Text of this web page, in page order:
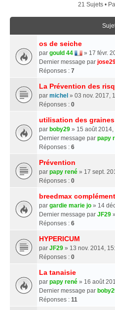
21 Sujets •
os de seiche
par gould 44
» 17 févr.
Dernier message par
Réponses : 7
La Prévention des
par michel » 03 nov. 2017,
Réponses : 0
utilisation des
par boby29 » 15 août 2014,
Dernier message par papy
Réponses : 6
Prévention
par papy rené » 17 sept.
Réponses : 0
breedmax
par gardie marie jo » 14
Dernier message par JF29 »
Réponses : 6
HYPERICUM
par JF29 » 13 nov. 2014,
Réponses : 0
La tanaisie
par papy rené » 16 août
Dernier message par
Réponses : 11